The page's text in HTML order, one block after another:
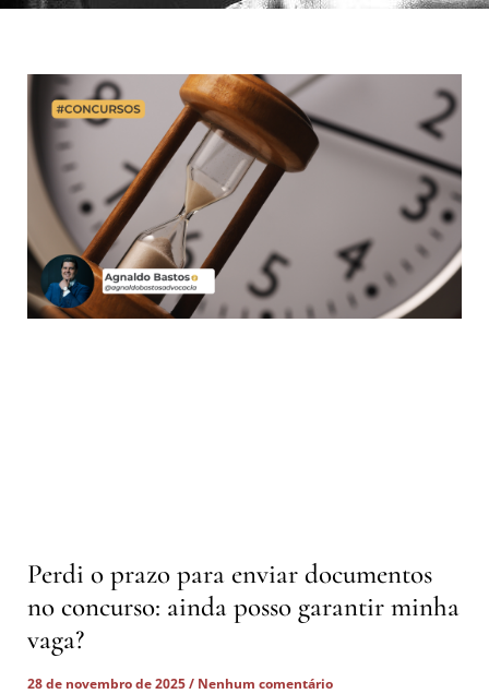
Perdi o prazo para enviar documentos
no concurso: ainda posso garantir minha
vaga?
28 de novembro de 2025
Nenhum comentário